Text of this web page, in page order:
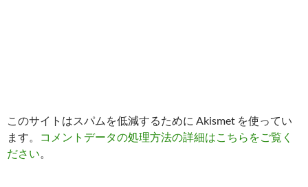
このサイトはスパムを低減するために Akismet を使ってい
ます。
コメントデータの処理方法の詳細はこちらをご覧く
ださい。